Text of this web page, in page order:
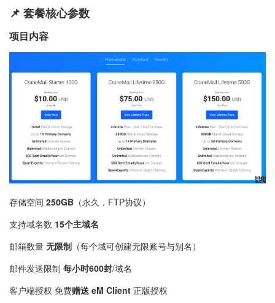
📌 套餐核心参数
项目内容
存储空间 250GB （永久，FTP协议）
支持域名数 15个主域名
邮箱数量 无限制 （每个域可创建无限账号与别名）
邮件发送限制 每小时600封/域名
客户端授权 免费赠送 eM Client 正版授权